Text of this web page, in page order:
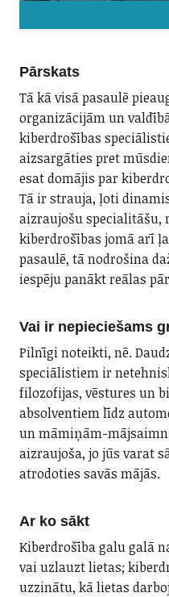
Pārskats
Tā kā visā pasaulē
organizācijām un
kiberdrošības
aizsargāties pret
esat domājis par
Tā ir strauja, ļoti
aizraujošu specialitāšu,
kiberdrošības jomā arī
pasaulē, tā nodrošina
iespēju panākt reālas
Vai ir nepieciešams
Pilnīgi noteikti, nē.
speciālistiem ir
filozofijas, vēstures un
absolventiem līdz
un māmiņām-
aizraujoša, jo jūs varat
atrodoties savās mājās.
Ar ko sākt
Kiberdrošība galu galā
vai uzlauzt lietas;
uzzinātu, kā lietas